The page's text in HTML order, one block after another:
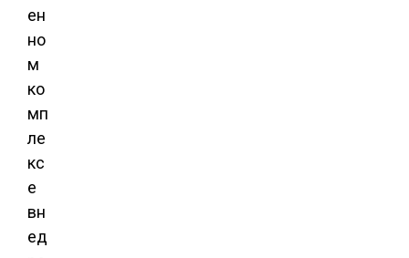
ен
но
м
ко
мп
ле
кс
е
вн
ед